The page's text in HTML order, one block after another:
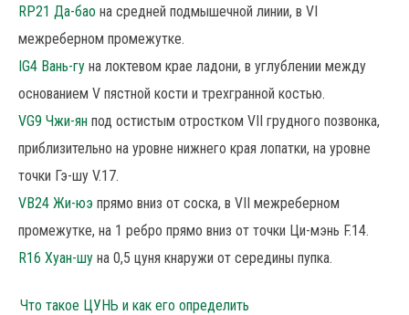
RP21 Да-бао на средней подмышечной линии, в VI
межреберном промежутке.
IG4 Вань-гу на локтевом крае ладони, в углублении между
основанием V пястной кости и трехгранной костью.
VG9 Чжи-ян под остистым отростком VII грудного позвонка,
приблизительно на уровне нижнего края лопатки, на уровне
точки Гэ-шу V.17.
VB24 Жи-юэ прямо вниз от соска, в VII межреберном
промежутке, на 1 ребро прямо вниз от точки Ци-мэнь F.14.
R16 Хуан-шу на 0,5 цуня кнаружи от середины пупка.
Что такое ЦУНЬ и как его определить